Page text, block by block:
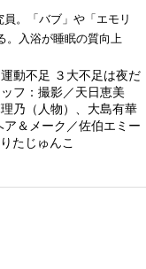
。「バブ」や「エモリ
。入浴が睡眠の質向上
動不足 ３大不足は夜だ
フ：撮影／天日恵美
乃（人物）、大島有華
ア＆メーク／佐伯エミー
たじゅんこ